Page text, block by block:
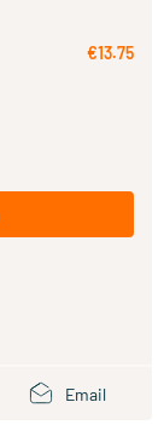
€13.75
Email